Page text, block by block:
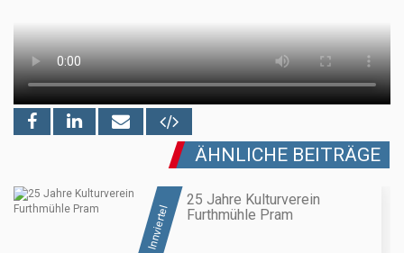
ÄHNLICHE BEITRÄGE
Innviertel
25 Jahre Kulturverein
Furthmühle Pram